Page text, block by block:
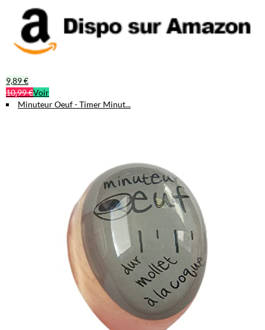
9,89 €
10,99 €Voir
Minuteur Oeuf - Timer Minut...